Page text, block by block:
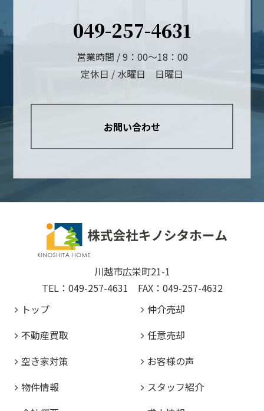
049-257-4631
営業時間 / 9：00～18：00
定休日 / 水曜日 日曜日
お問い合わせ
川越市広栄町21-1
TEL：049-257-4631 FAX：049-257-4632
トップ
仲介売却
不動産買取
任意売却
空き家対策
お客様の声
物件情報
スタッフ紹介